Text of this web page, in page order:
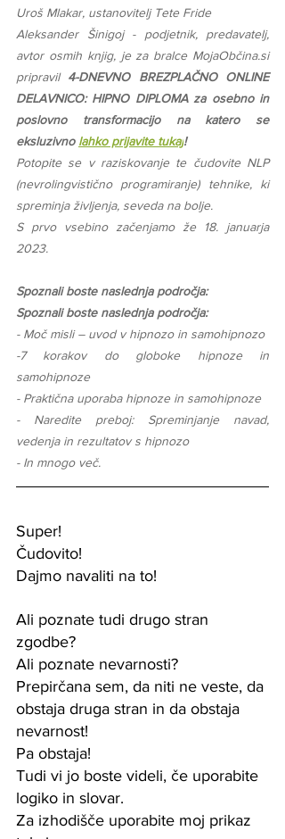
Uroš Mlakar, ustanovitelj Tete Fride
Aleksander Šinigoj - podjetnik, predavatelj,
avtor osmih knjig, je za bralce MojaObčina.si
pripravil 4-DNEVNO BREZPLAČNO ONLINE
DELAVNICO: HIPNO DIPLOMA za osebno in
poslovno transformacijo na katero se
eksluzivno lahko prijavite tukaj!
Potopite se v raziskovanje te čudovite NLP
(nevrolingvistično programiranje) tehnike, ki
spreminja življenja, seveda na bolje.
S prvo vsebino začenjamo že 18. januarja
2023.
Spoznali boste naslednja področja:
Spoznali boste naslednja področja:
- Moč misli – uvod v hipnozo in samohipnozo
-7 korakov do globoke hipnoze in
samohipnoze
- Praktična uporaba hipnoze in samohipnoze
- Naredite preboj: Spreminjanje navad,
vedenja in rezultatov s hipnozo
- In mnogo več.
Super!
Čudovito!
Dajmo navaliti na to!
Ali poznate tudi drugo stran
zgodbe?
Ali poznate nevarnosti?
Prepirčana sem, da niti ne veste, da
obstaja druga stran in da obstaja
nevarnost!
Pa obstaja!
Tudi vi jo boste videli, če uporabite
logiko in slovar.
Za izhodišče uporabite moj prikaz